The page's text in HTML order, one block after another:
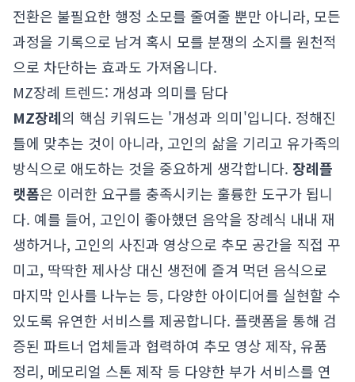
전환은 불필요한 행정 소모를 줄여줄 뿐만 아니라, 모든
과정을 기록으로 남겨 혹시 모를 분쟁의 소지를 원천적
으로 차단하는 효과도 가져옵니다.
MZ장례 트렌드: 개성과 의미를 담다
MZ장례의 핵심 키워드는 '개성과 의미'입니다. 정해진
틀에 맞추는 것이 아니라, 고인의 삶을 기리고 유가족의
방식으로 애도하는 것을 중요하게 생각합니다. 장례플
랫폼은 이러한 요구를 충족시키는 훌륭한 도구가 됩니
다. 예를 들어, 고인이 좋아했던 음악을 장례식 내내 재
생하거나, 고인의 사진과 영상으로 추모 공간을 직접 꾸
미고, 딱딱한 제사상 대신 생전에 즐겨 먹던 음식으로
마지막 인사를 나누는 등, 다양한 아이디어를 실현할 수
있도록 유연한 서비스를 제공합니다. 플랫폼을 통해 검
증된 파트너 업체들과 협력하여 추모 영상 제작, 유품
정리, 메모리얼 스톤 제작 등 다양한 부가 서비스를 연